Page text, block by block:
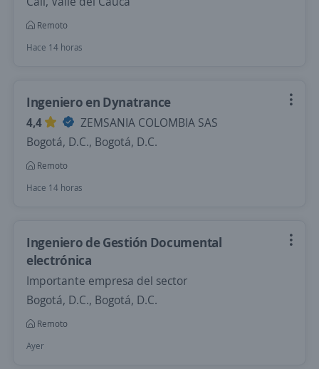
Remoto
Hace 14 horas
Ingeniero en Dynatrance
4,4
ZEMSANIA COLOMBIA SAS
Bogotá, D.C., Bogotá, D.C.
Remoto
Hace 14 horas
Ingeniero de Gestión Documental
electrónica
Importante empresa del sector
Bogotá, D.C., Bogotá, D.C.
Remoto
Ayer